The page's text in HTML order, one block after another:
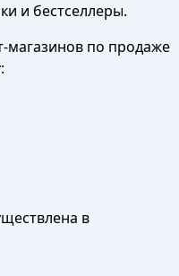
и бестселлеры.
по продаже
в